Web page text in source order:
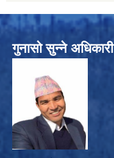
गुनासो सुन्ने अधिकारी